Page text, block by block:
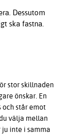
Dessutom
ska fastna.
stor skillnaden
önskar. En
står emot
välja mellan
inte i samma